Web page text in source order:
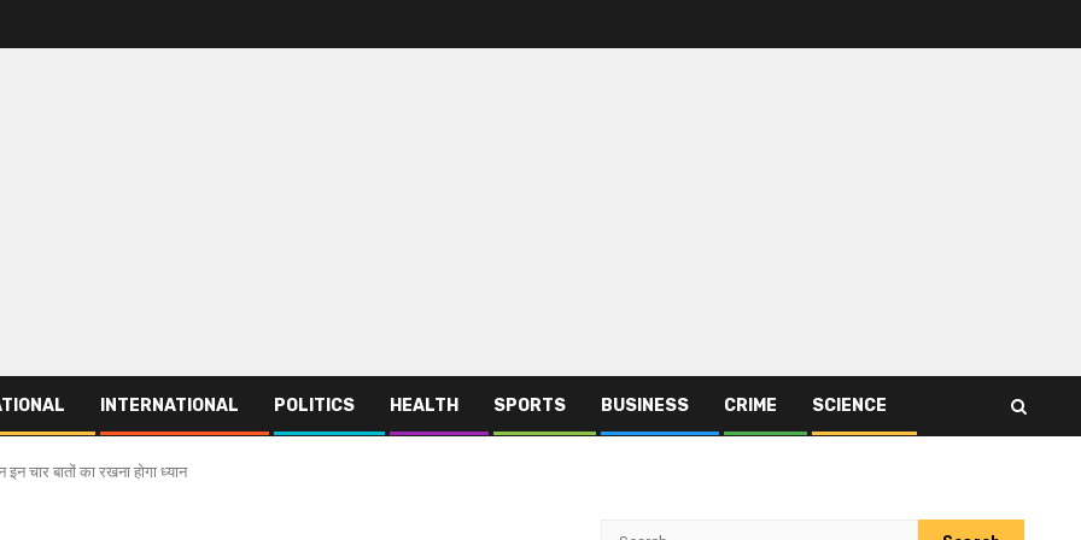
INTERNATIONAL POLITICS HEALTH SPORTS BUSINESS CRIME SCIENCE
चार बातों का रखना होगा ध्‍यान
Search